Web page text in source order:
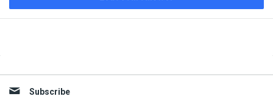
Subscribe